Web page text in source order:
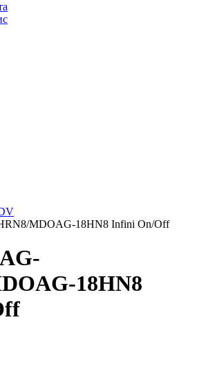
MDOAG-18HN8 Infini On/Off
18HN8